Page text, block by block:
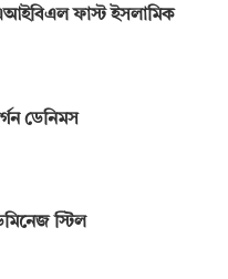
ফাস্ট ইসলামিক
ডেনিমস
স্টিল